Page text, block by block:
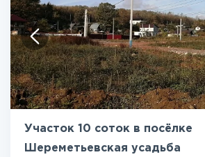
Участок 10 соток в посёлке
Шереметьевская усадьба